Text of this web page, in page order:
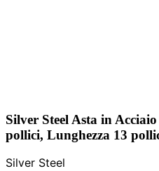
Silver Steel Asta in
pollici, Lunghezza 13
Silver Steel